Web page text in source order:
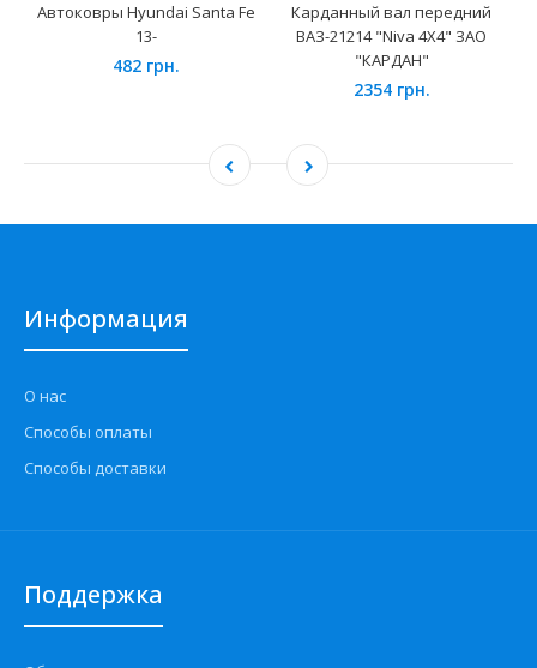
Автоковры Hyundai Santa Fe
13-
482 грн.
Карданный вал передний
ВАЗ-21214 "Niva 4X4" ЗАО
"КАРДАН"
2354 грн.
Информация
О нас
Способы оплаты
Способы доставки
Поддержка